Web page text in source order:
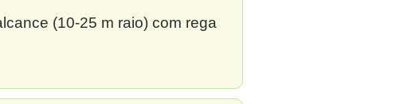
(10-25 m raio) com rega